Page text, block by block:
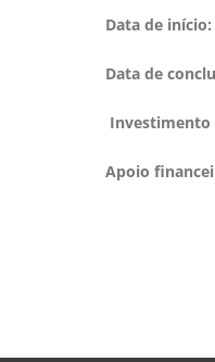
Data de início:
Data de
Investimento
Apoio